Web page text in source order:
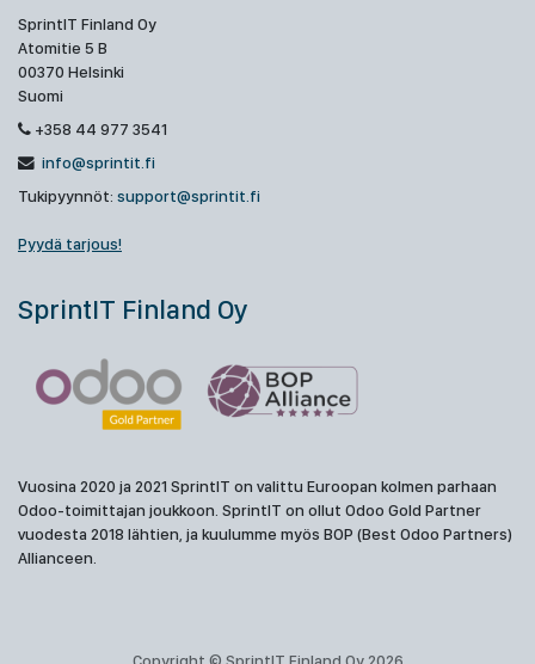
SprintIT Finland Oy
Atomitie 5 B
00370 Helsinki
Suomi
+358 44 977 3541
info@sprintit.fi
Tukipyynnöt: support@sprintit.fi
Pyydä tarjous!
SprintIT Finland Oy
Vuosina 2020 ja 2021 SprintIT on valittu Euroopan kolmen parhaan
Odoo-toimittajan joukkoon. SprintIT on ollut Odoo Gold Partner
vuodesta 2018 lähtien, ja kuulumme myös BOP (Best Odoo Partners)
Allianceen.
Copyright © SprintIT Finland Oy 2026